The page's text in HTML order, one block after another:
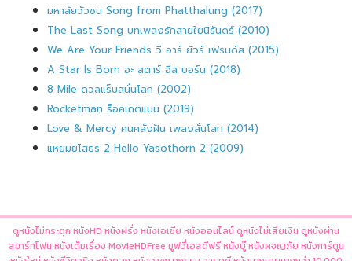
มหาลัยวัวชน Song from Phatthalung (2017)
The Last Song บทเพลงรักสายใยนิรันดร์ (2010)
We Are Your Friends วี อาร์ ยัวร์ เฟรนด์ส (2015)
A Star Is Born อะ สตาร์ อีส บอร์น (2018)
8 Mile ดวลแร็บสนั่นโลก (2002)
Rocketman ร็อคเกตแมน (2019)
Love & Mercy คนคลั่งฝัน เพลงลั่นโลก (2014)
แหยมยโสธร 2 Hello Yasothorn 2 (2009)
ดูหนังไม่กระตุก หนังHD หนังฝรั่ง หนังเอเชีย หนังออนไลน์ ดูหนังไม่เสียเงิน ดูหนังผ่าน
สมาร์ทโฟน หนังเต็มเรื่อง MovieHDFree มูฟวี่เอสดีฟรี หนังบู๊ หนังผจญภัย หนังการ์ตูน